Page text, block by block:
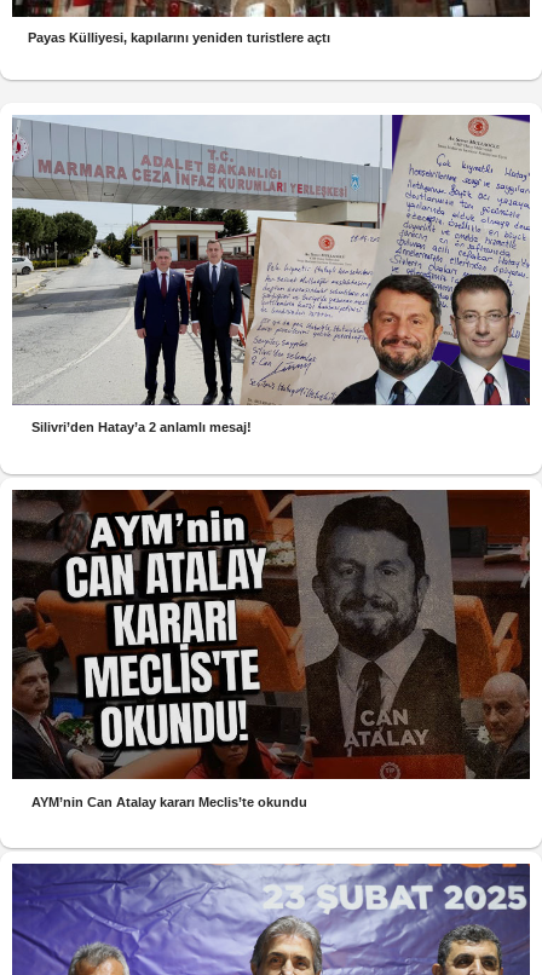
Payas Külliyesi, kapılarını yeniden turistlere açtı
Silivri’den Hatay’a 2 anlamlı mesaj!
AYM’nin Can Atalay kararı Meclis’te okundu